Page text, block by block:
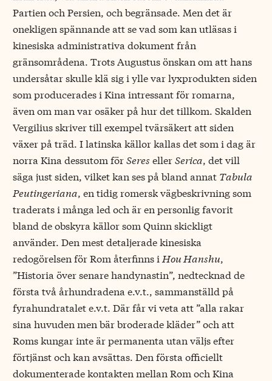
Partien och Persien, och begränsade. Men det är
onekligen spännande att se vad som kan utläsas i
kinesiska administrativa dokument från
gränsområdena. Trots Augustus önskan om att hans
undersåtar skulle klä sig i ylle var lyxprodukten siden
som producerades i Kina intressant för romarna,
även om man var osäker på hur det tillkom. Skalden
Vergilius skriver till exempel tvärsäkert att siden
växer på träd. I latinska källor kallas det som i dag är
norra Kina dessutom förSeres ellerSerica, det vill
säga just siden, vilket kan ses på bland annat Tabula
Peutingeriana, en tidig romersk vägbeskrivning som
traderats i många led och är en personlig favorit
bland de obskyra källor som Quinn skickligt
använder. Den mest detaljerade kinesiska
redogörelsen för Rom återfinns i Hou Hanshu,
”Historia över senare handynastin”, nedtecknad de
första två århundradena e.v.t., sammanställd på
fyrahundratalet e.v.t. Där får vi veta att ”alla rakar
sina huvuden men bär broderade kläder” och att
Roms kungar inte är permanenta utan väljs efter
förtjänst och kan avsättas. Den första officiellt
dokumenterade kontakten mellan Rom och Kina